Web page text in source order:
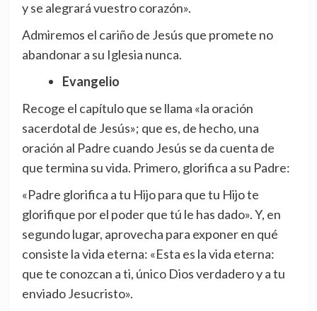
y se alegrará vuestro corazón».
Admiremos el cariño de Jesús que promete no
abandonar a su Iglesia nunca.
Evangelio
Recoge el capítulo que se llama «la oración
sacerdotal de Jesús»; que es, de hecho, una
oración al Padre cuando Jesús se da cuenta de
que termina su vida. Primero, glorifica a su Padre:
«Padre glorifica a tu Hijo para que tu Hijo te
glorifique por el poder que tú le has dado». Y, en
segundo lugar, aprovecha para exponer en qué
consiste la vida eterna: «Esta es la vida eterna:
que te conozcan a ti, único Dios verdadero y a tu
enviado Jesucristo».